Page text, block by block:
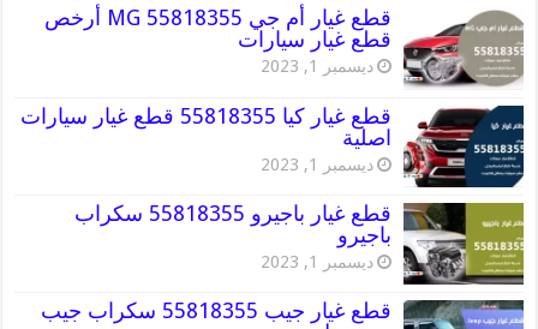
قطع غيار أم جي MG 55818355 أرخص
قطع غيار سيارات
ديسمبر 1, 2023
قطع غيار كيا 55818355 قطع غيار سيارات
اصلية
ديسمبر 1, 2023
قطع غيار باجيرو 55818355 سكراب
باجيرو
ديسمبر 1, 2023
قطع غيار جيب 55818355 سكراب جيب